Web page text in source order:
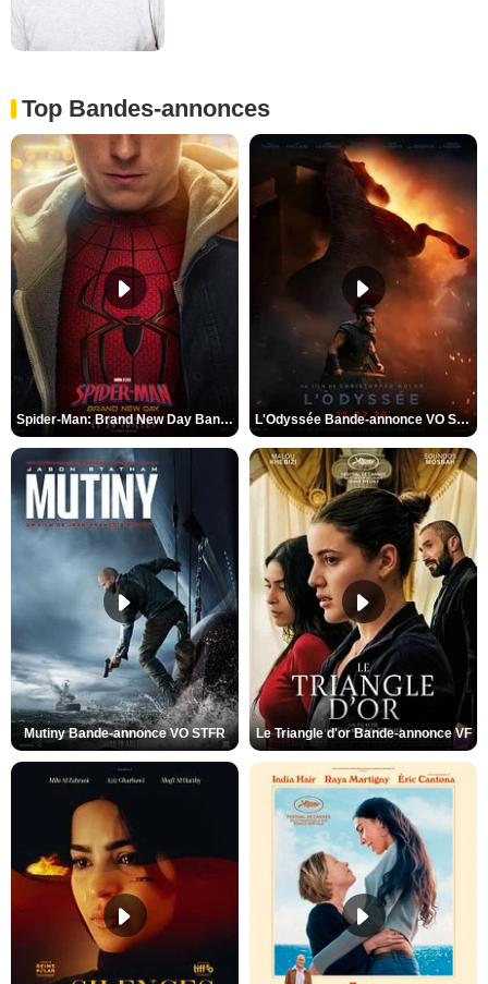
Top Bandes-annonces
Spider-Man: Brand New Day Bande-annonce VO STFR L'Odyssée Bande-annonce VO STFR
Mutiny Bande-annonce VO STFR Le Triangle d'or Bande-annonce VF